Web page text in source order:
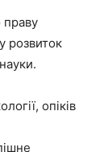
праву
розвиток
опіків